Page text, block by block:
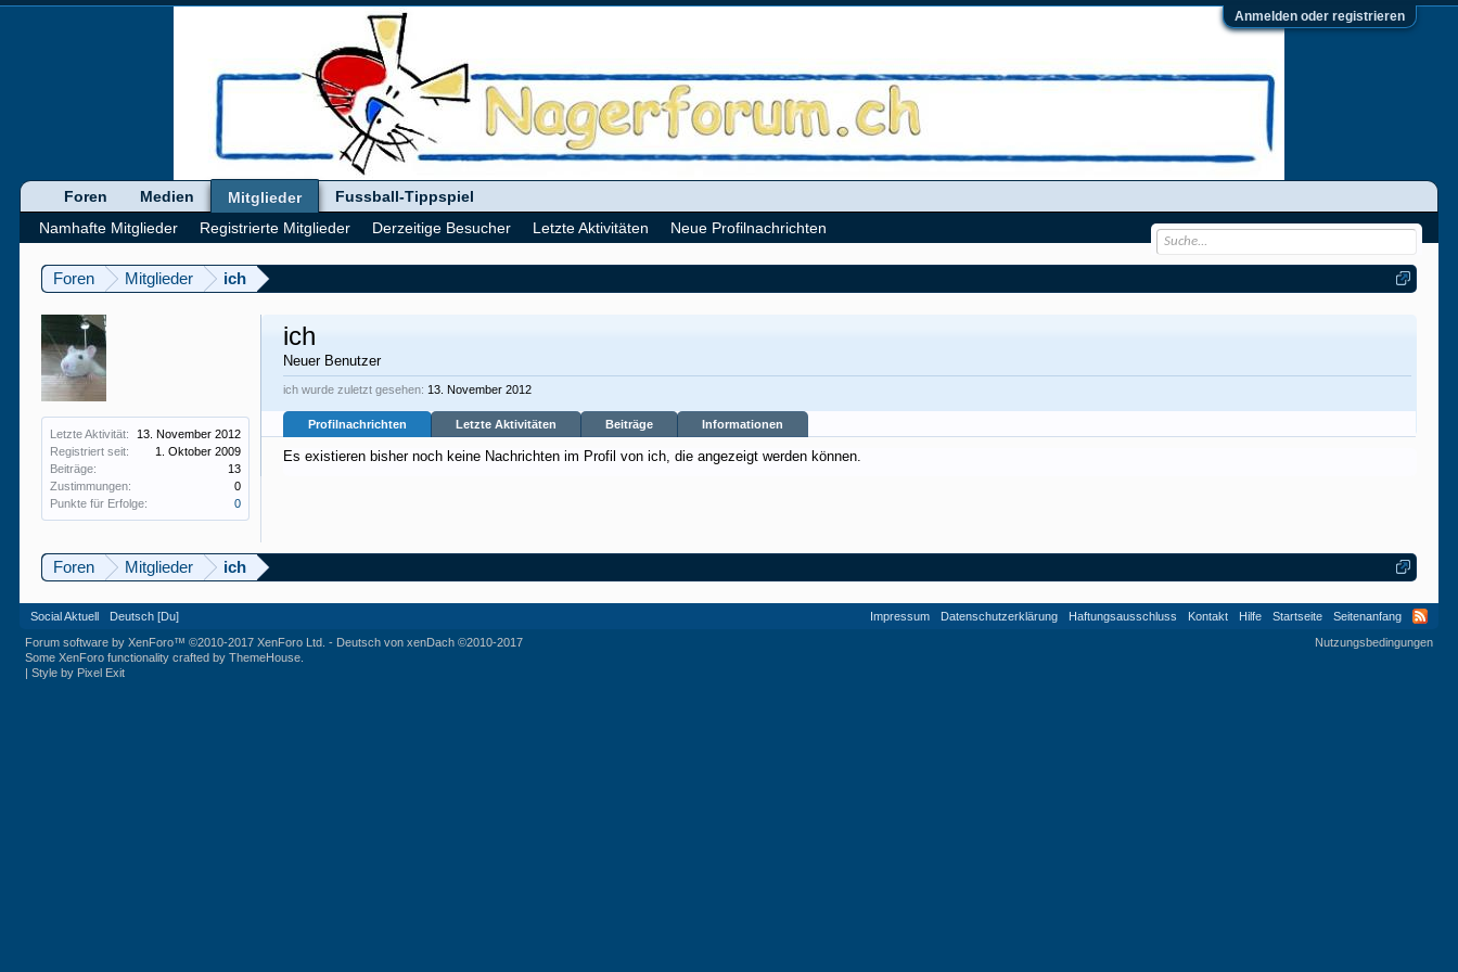
Anmelden oder registrieren
Foren Mitglieder ich
Letzte Aktivität:
13. November 2012
Registriert seit:
1. Oktober 2009
Beiträge:
13
Zustimmungen:
0
Punkte für Erfolge:
0
ich
Neuer Benutzer
ich wurde zuletzt gesehen: 13. November 2012
Profilnachrichten Letzte Aktivitäten Beiträge Informationen
Es existieren bisher noch keine Nachrichten im Profil von ich, die angezeigt werden können.
Foren Mitglieder ich
Foren Medien
Mitglieder
Namhafte Mitglieder
Registrierte Mitglieder Derzeitige Besucher Letzte Aktivitäten Neue Profilnachrichten
Fussball-Tippspiel
Social Aktuell Deutsch [Du] Impressum Datenschutzerklärung Haftungsausschluss Kontakt Hilfe Startseite
Seitenanfang
Nutzungsbedingungen
Forum software by XenForo™©2010-2017 XenForo Ltd. - Deutsch von xenDach©2010-2017
Some XenForo functionality crafted byThemeHouse
|Style by Pixel Exit